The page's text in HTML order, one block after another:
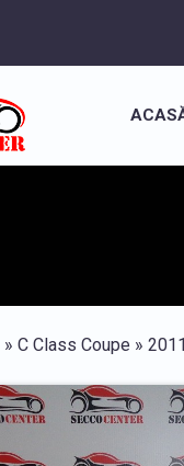
» C Class Coupe »